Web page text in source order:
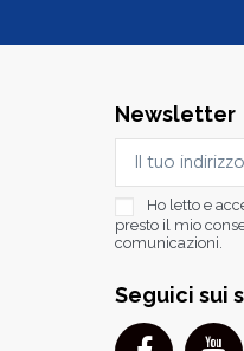
Newsletter
Ho letto e
presto il mio
comunicazioni.
Seguici sui